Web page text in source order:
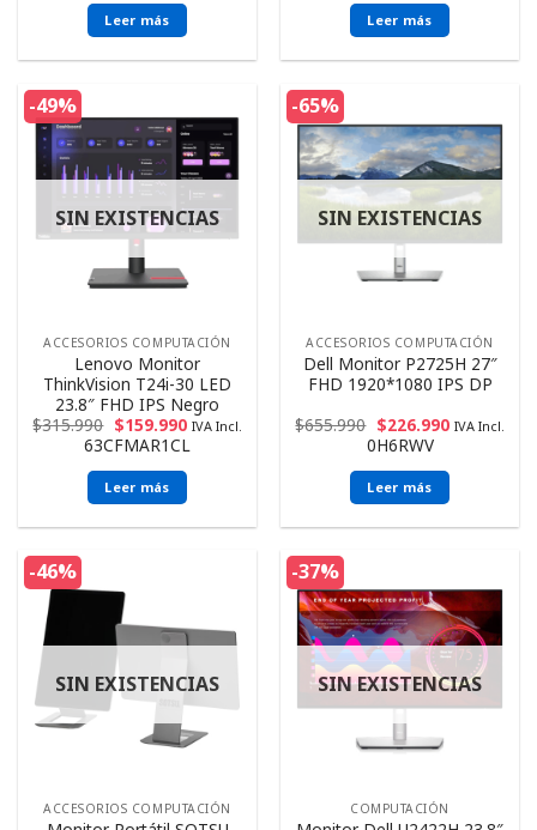
Leer más Leer más
-49%
SIN EXISTENCIAS
ACCESORIOS COMPUTACIÓN
Lenovo Monitor
ThinkVision T24i-30 LED
23.8″ FHD IPS Negro
$315.990 $159.990 IVA Incl.
63CFMAR1CL
Leer más
-65%
SIN EXISTENCIAS
ACCESORIOS COMPUTACIÓN
Dell Monitor P2725H 27″
FHD 1920*1080 IPS DP
$655.990 $226.990 IVA Incl.
0H6RWV
Leer más
-46%
SIN EXISTENCIAS
ACCESORIOS COMPUTACIÓN
-37%
SIN EXISTENCIAS
COMPUTACIÓN